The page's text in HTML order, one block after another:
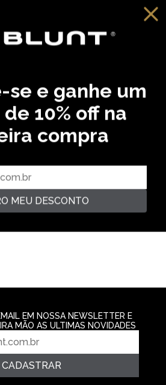
illum dolor provident. Lorem
adipisicing elit. Aut
amet quibusdam
eveniet aliquam similique
PODE GOSTAR
OVERSIZED
R$ 219,99
4‌x de R$ 54,99
se e ganhe um
10% off na
compra
MEU DESCONTO
EM NOSSA NEWSLETTER E
MÃO AS ULTIMAS NOVIDADES
CADASTRAR